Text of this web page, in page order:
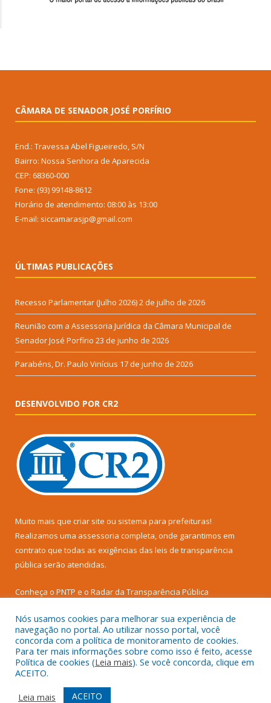
CÂMARA DE SENADOR JOSÉ PORFÍRIO
End.: Travessa Abel Figueiredo, S/N
Bairro: Nossa Senhora de Aparecida
CEP: 68360-000
Fone: (93) 99148-8612
Horário de atendimento: 08:00 às 13:00
E-mail: siccamarasjp@gmail.com
ÚLTIMAS PUBLICAÇÕES
Recesso Parlamentar (Julho 2026)2 de julho de 2026
Reunião com a Assessoria Jurídica da Câmara Municipal de
Senador José Porfírio 23 de junho de 2026
Parabéns, Dr. Paulo Vinícius 17 de junho de 2026
DESENVOLVIDO POR CR2
Muito mais que criar site ou sistema para prefeituras!
Realizamos uma assessoria completa, onde garantimos em
contrato que todas as exigências das leis de transparência
pública serão atendidas.
Conheça o PNTP e o Radar da Transparência Pública
Todos os direitos reservados a Câmara Municipal de Senador
José Porfírio.
Mapa do Site
Acessar Área Administrativa
Nós usamos cookies para melhorar sua experiência de
navegação no portal. Ao utilizar nosso portal, você
concorda com a política de monitoramento de cookies.
Para ter mais informações sobre como isso é feito, acesse
Política de cookies (Leia mais). Se você concorda, clique em
ACEITO.
Leia mais
ACEITO